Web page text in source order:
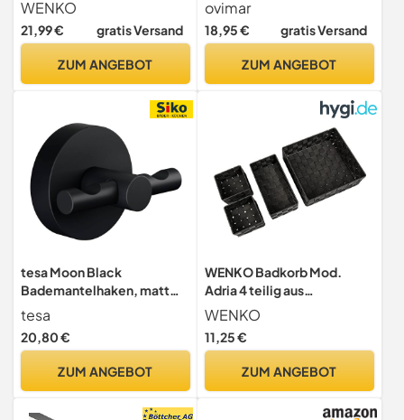
stabilem Beton, rustikales
Badaccessoire für Bad &
Zahnputzbecher in
WENKO
21,99 € gratis Versand
ZUM ANGEBOT
auswechselbare
Abziehlippe | 26,4 cm breit
Duschwand oder auch
Kautschuk Halterung
ovimar
18,95 € gratis Versand
ZUM ANGEBOT
tesa Moon Black
Bademantelhaken, matt
schwarz - für Bäder im
Industrial Style und
Moderne Badezimmer -
- 65 mm x 50 mm x 53 mm
tesa
20,80 €
ZUM ANGEBOT
WENKO Badkorb Mod.
Adria 4 teilig aus
hochwertigem
Polypropylen in stilvollem
Schwarz ideal für
Aufbewahrung 1,41 l 2,87 l
WENKO
11,25 €
ZUM ANGEBOT